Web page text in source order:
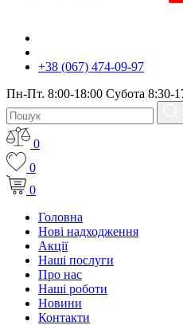
+38 (067) 474-09-97
Пн-Пт. 8:00-18:00 Субота 8:30-
0
0
0
Головна
Нові надходження
Акції
Наші послуги
Про нас
Наші роботи
Новини
Контакти